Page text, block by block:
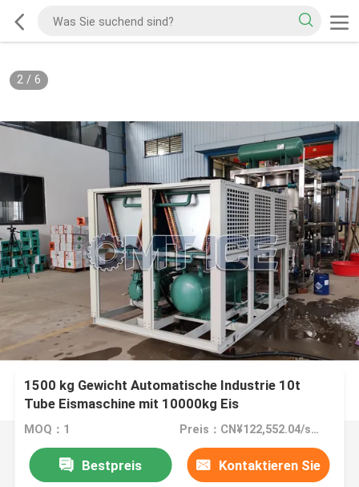
2/ 6
1500 kg Gewicht Automatische Industrie 10t
Tube Eismaschine mit 10000kg Eis
Speicherkapazität und Luftgekühlt
MOQ：1 Preis：CN¥122,552.04/sets 1-2 sets
Bestpreis Kontaktieren Sie